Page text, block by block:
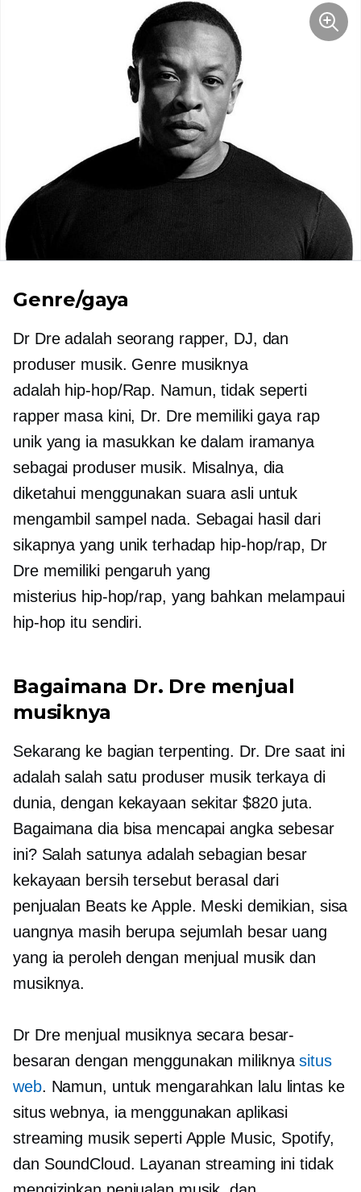
Genre/gaya
Dr Dre adalah seorang rapper, DJ, dan
produser musik. Genre musiknya
adalah hip-hop/Rap. Namun, tidak seperti
rapper masa kini, Dr. Dre memiliki gaya rap
unik yang ia masukkan ke dalam iramanya
sebagai produser musik. Misalnya, dia
diketahui menggunakan suara asli untuk
mengambil sampel nada. Sebagai hasil dari
sikapnya yang unik terhadap hip-hop/rap, Dr
Dre memiliki pengaruh yang
misterius hip-hop/rap, yang bahkan melampaui
hip-hop itu sendiri.
Bagaimana Dr. Dre menjual
musiknya
Sekarang ke bagian terpenting. Dr. Dre saat ini
adalah salah satu produser musik terkaya di
dunia, dengan kekayaan sekitar $820 juta.
Bagaimana dia bisa mencapai angka sebesar
ini? Salah satunya adalah sebagian besar
kekayaan bersih tersebut berasal dari
penjualan Beats ke Apple. Meski demikian, sisa
uangnya masih berupa sejumlah besar uang
yang ia peroleh dengan menjual musik dan
musiknya.
Dr Dre menjual musiknya secara besar-
besaran dengan menggunakan miliknyasitus
web. Namun, untuk mengarahkan lalu lintas ke
situs webnya, ia menggunakan aplikasi
streaming musik seperti Apple Music, Spotify,
dan SoundCloud. Layanan streaming ini tidak